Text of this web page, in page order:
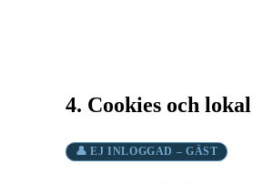
4. Cookies och
👤 EJ INLOGGAD – GÄST